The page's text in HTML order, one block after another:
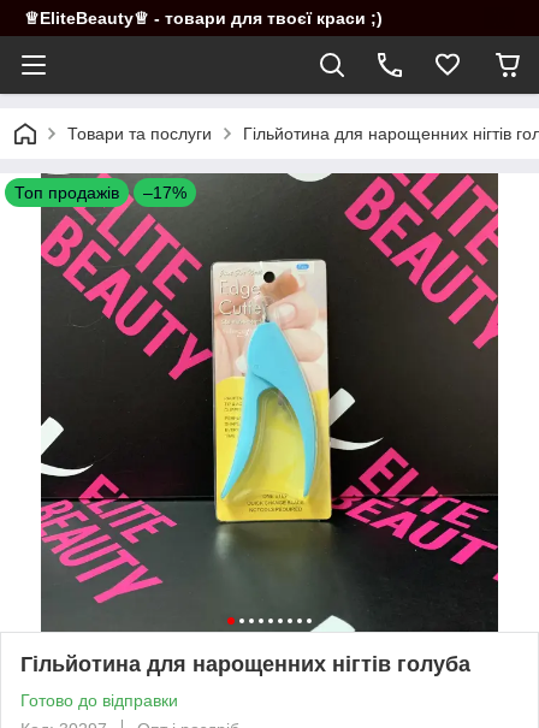
♕EliteBeauty♕ - товари для твоєї краси ;)
Товари та послуги Гільйотина для нарощенних нігтів
Топ продажів –17%
Гільйотина для нарощенних нігтів голуба
Готово до відправки